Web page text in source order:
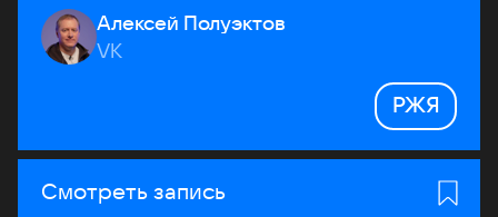
Алексей Полуэктов
VK
РЖЯ
Смотреть запись